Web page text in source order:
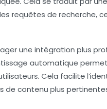
requêtes de recherche,
une intégration plus
automatique
Cela facilite
de contenu plus